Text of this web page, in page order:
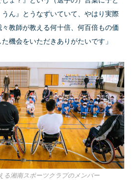
うん』とうなずいていて、やはり実際
教師が教える何十倍、何百倍もの価
機会をいただきありがたいです」
る湘南スポーツクラブのメンバー